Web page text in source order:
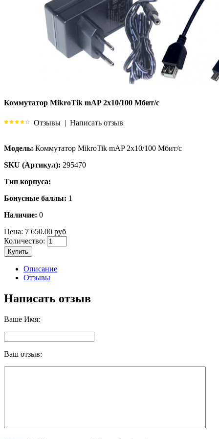
Коммутатор MikroTik mAP 2x10/100 Мбит/с
Отзывы | Написать отзыв
Модель: Коммутатор MikroTik mAP 2x10/100 Мбит/с
SKU (Артикул): 295470
Тип корпуса:
Бонусные баллы: 1
Наличие: 0
Цена: 7 650.00 руб
Количество:
Купить
Описание
Отзывы
Написать отзыв
Ваше Имя:
Ваш отзыв: